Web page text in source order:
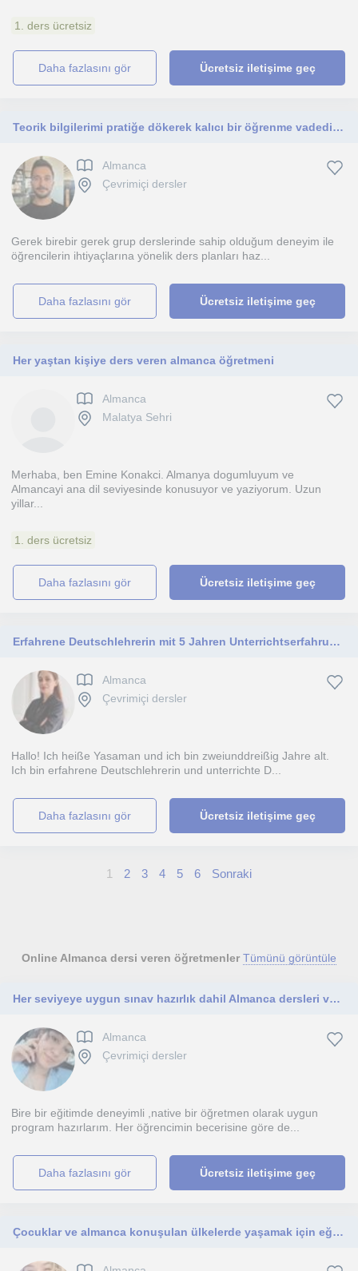
1. ders ücretsiz
daha fazlasını gör Ücretsiz iletişime geç
Teorik bilgilerimi pratiğe dökerek kalıcı bir öğrenme vadediyorum.
Almanca
Çevrimiçi dersler
Gerek birebir gerek grup derslerinde sahip olduğum deneyim ile
öğrencilerin ihtiyaçlarına yönelik ders planları haz...
daha fazlasını gör Ücretsiz iletişime geç
Her yaştan kişiye ders veren almanca öğretmeni
Almanca
Malatya Sehri
Merhaba, ben Emine Konakci. Almanya dogumluyum ve
Almancayi ana dil seviyesinde konusuyor ve yaziyorum. Uzun
yillar...
1. ders ücretsiz
daha fazlasını gör Ücretsiz iletişime geç
Erfahrene Deutschlehrerin mit 5 Jahren Unterrichtserfahrung für alle Niveaus
Almanca
Çevrimiçi dersler
Hallo! Ich heiße Yasaman und ich bin zweiunddreißig Jahre alt.
Ich bin erfahrene Deutschlehrerin und unterrichte D...
daha fazlasını gör Ücretsiz iletişime geç
1 2 3 4 5 6 Sonraki
Online Almanca dersi veren öğretmenler Tümünü görüntüle
Her seviyeye uygun sınav hazırlık dahil Almanca dersleri veriyorum
Almanca
Çevrimiçi dersler
Bire bir eğitimde deneyimli ,native bir öğretmen olarak uygun
program hazırlarım. Her öğrencimin becerisine göre de...
daha fazlasını gör Ücretsiz iletişime geç
Çocuklar ve almanca konuşulan ülkelerde yaşamak için eğitim almak isteyen bireyler